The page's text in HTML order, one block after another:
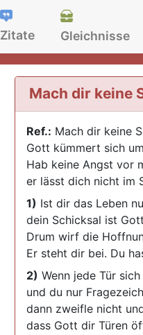
Zitate Gleichnisse
Mach dir keine
Ref.: Mach dir keine
Gott kümmert sich
Hab keine Angst vor
er lässt dich nicht im
1) Ist dir das Leben
dein Schicksal ist
Drum wirf die
Er steht dir bei. Du
2) Wenn jede Tür
und du nur
dann zweifle nicht
dass Gott dir Türen